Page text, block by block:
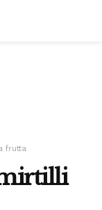
frutta